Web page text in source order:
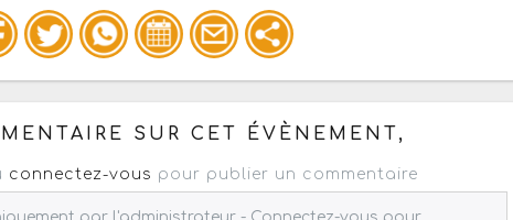
dessous pour un : mail / forum / réseau social
SUR CET ÉVÈNEMENT,
connectez-vous pour publier un commentaire